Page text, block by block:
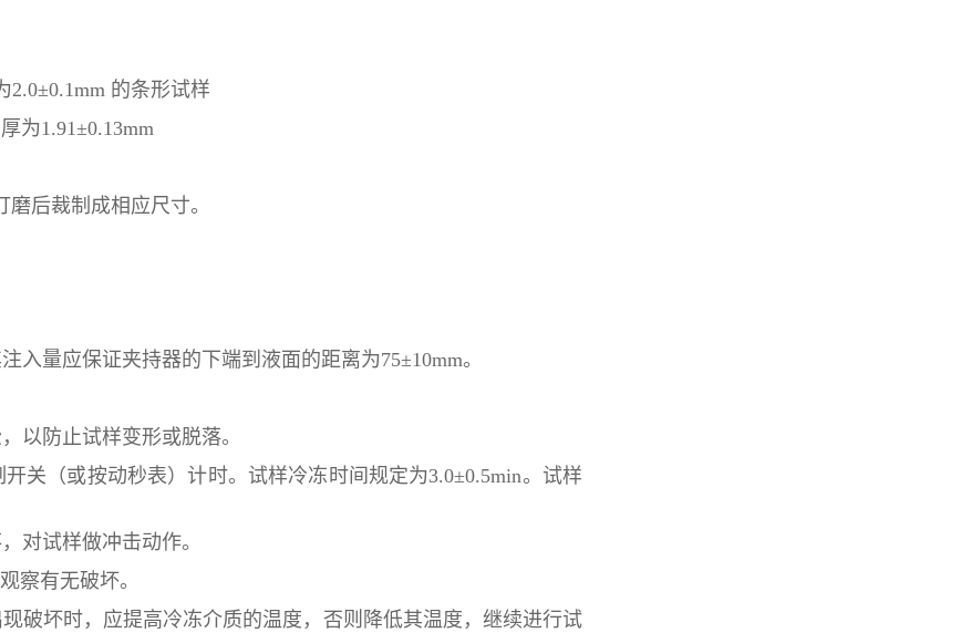
2.0±0.1mm 的条形试样
为1.91±0.13mm
后裁制成相应尺寸。
量应保证夹持器的下端到液面的距离为75±10mm。
以防止试样变形或脱落。
关（或按动秒表）计时。试样冷冻时间规定为3.0±0.5min。试样
对试样做冲击动作。
察有无破坏。
破坏时，应提高冷冻介质的温度，否则降低其温度，继续进行试